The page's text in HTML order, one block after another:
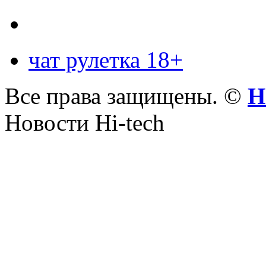
чат рулетка 18+
Все права защищены. ©
Новости Hi-tech